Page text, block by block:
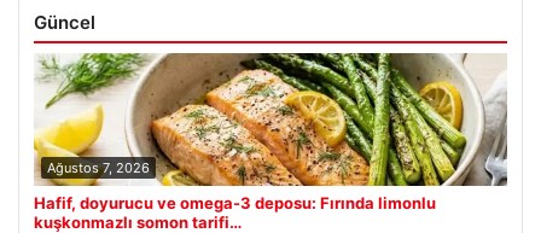
Güncel
Ağustos 7, 2026
Hafif, doyurucu ve omega-3 deposu: Fırında limonlu
kuşkonmazlı somon tarifi…